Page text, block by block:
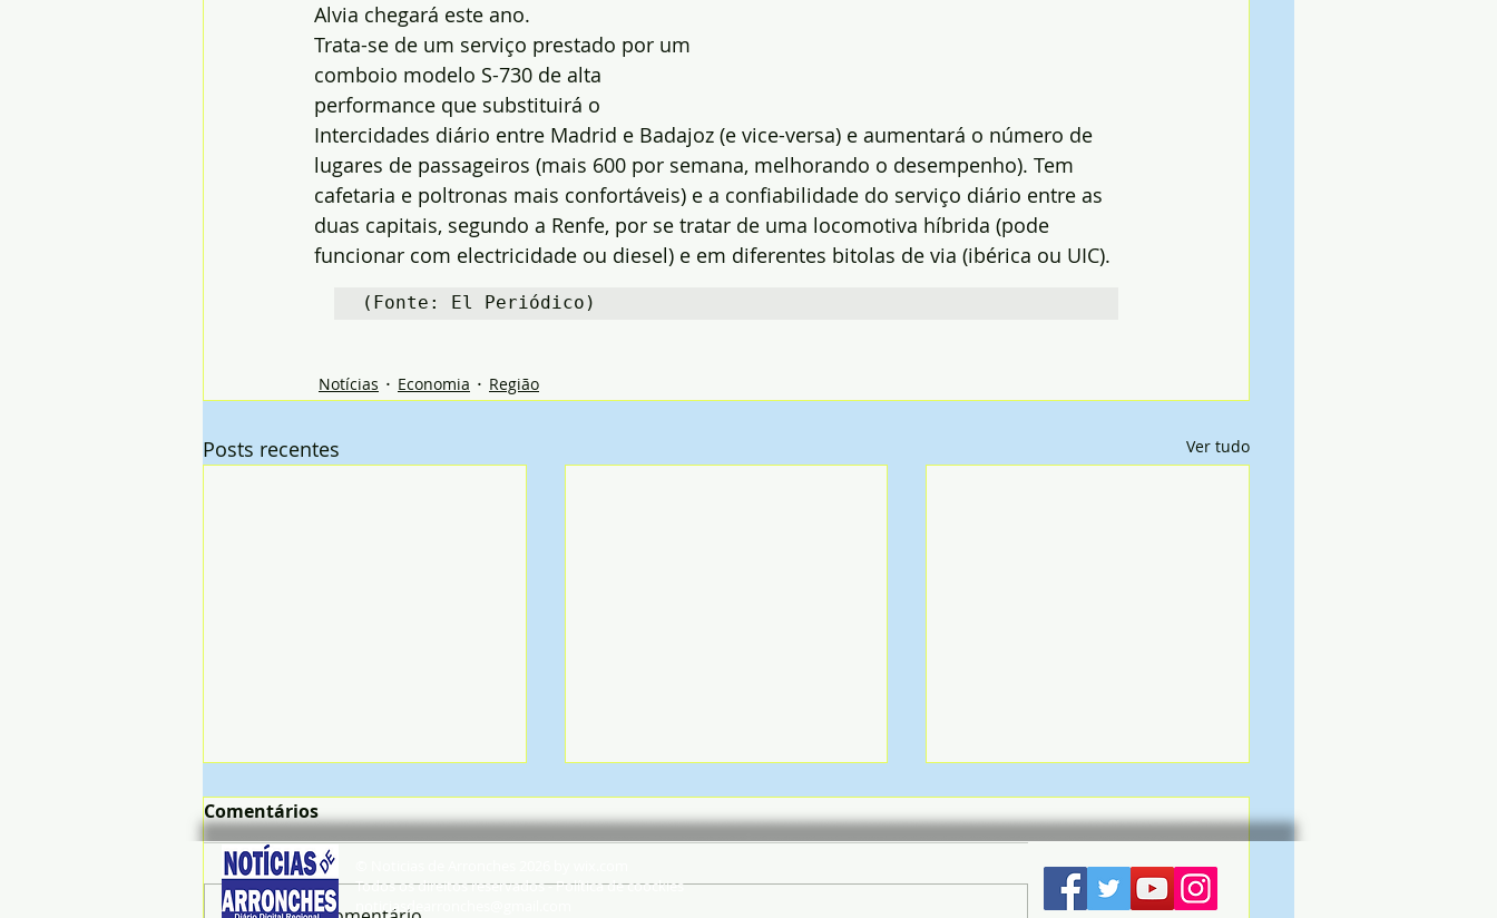
Alvia chegará este ano.
Trata-se de um serviço prestado por um
comboio modelo S-730 de alta
performance que substituirá o
Intercidades diário entre Madrid e Badajoz (e vice-versa) e aumentará o número de
lugares de passageiros (mais 600 por semana, melhorando o desempenho). Tem
cafetaria e poltronas mais confortáveis) e a confiabilidade do serviço diário entre as
duas capitais, segundo a Renfe, por se tratar de uma locomotiva híbrida (pode
funcionar com electricidade ou diesel) e em diferentes bitolas de via (ibérica ou UIC).
(Fonte: El Periódico)
Notícias Economia Região
Posts recentes Ver tudo
Comentários
Todos os direitos reservados - Política de coockies
noticiasdearronches@gmail.com